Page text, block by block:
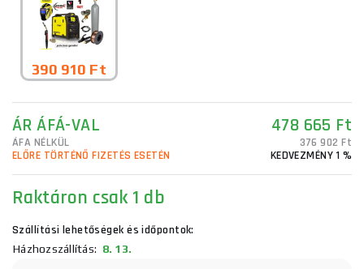
390 910 Ft
ÁR ÁFÁ-VAL 478 665 Ft
ÁFA NÉLKÜL
376 902 Ft
ELŐRE TÖRTÉNŐ FIZETÉS ESETÉN
KEDVEZMÉNY 1 %
Raktáron csak 1 db
Szállítási lehetőségek és időpontok:
Házhozszállítás: 8. 13.